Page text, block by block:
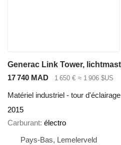
17 740 MAD 1 650 € ≈ 1 906 $US
Matériel industriel - tour d'éclairage
2015
Carburant électro
Pays-Bas, Lemelerveld